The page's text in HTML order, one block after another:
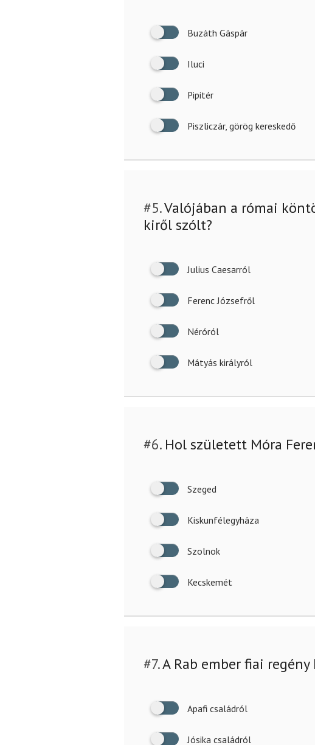
Buzáth Gáspár
Iluci
Pipitér
Piszliczár, görög kereskedő
#5.Valójában a római
kiről szólt?
Julius Caesarról
Ferenc Józsefről
Néróról
Mátyás királyról
#6.Hol született Móra
Szeged
Kiskunfélegyháza
Szolnok
Kecskemét
#7.A Rab ember fiai regény
Apafi családról
Jósika családról